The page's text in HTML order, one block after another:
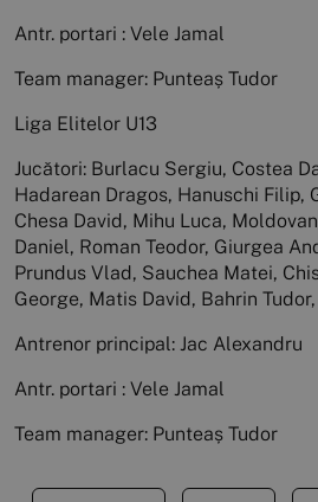
Antr. portari : Vele Jamal
Team manager: Punteaș Tudor
Liga Elitelor U13
Jucători: Burlacu Sergiu, Costea
Hadarean Dragos, Hanuschi Filip,
Chesa David, Mihu Luca,
Daniel, Roman Teodor, Giurgea
Prundus Vlad, Sauchea Matei,
George, Matis David, Bahrin
Antrenor principal: Jac Alexandru
Antr. portari : Vele Jamal
Team manager: Punteaș Tudor